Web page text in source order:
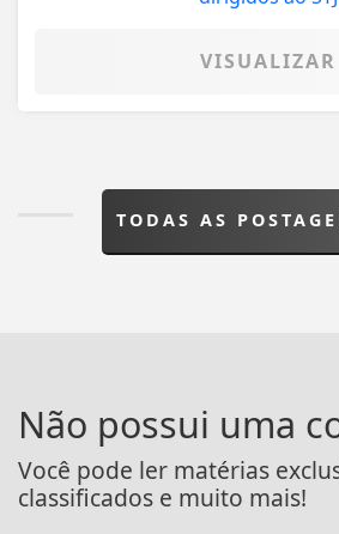
VISUALIZAR
TODAS AS
Não possui uma
Você pode ler matérias
classificados e muito mais!